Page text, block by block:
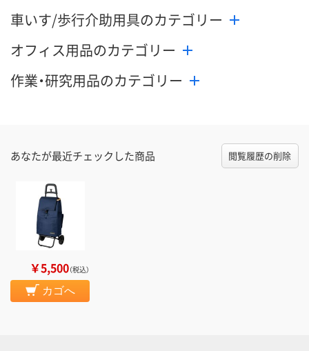
車いす/歩行介助用具のカテゴリー
オフィス用品のカテゴリー
作業・研究用品のカテゴリー
あなたが最近チェックした商品 閲覧履歴の削除
￥5,500（税込）
カゴへ